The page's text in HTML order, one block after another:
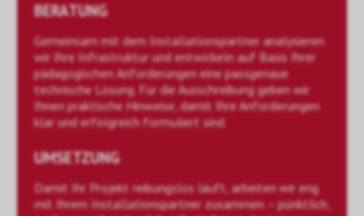
BERATUNG
Gemeinsam mit dem Installationspartner analysieren
wir Ihre Infrastruktur und entwickeln auf Basis Ihrer
pädagogischen Anforderungen eine passgenaue
technische Lösung. Für die Ausschreibung geben wir
Ihnen praktische Hinweise, damit Ihre Anforderungen
klar und erfolgreich formuliert sind.
UMSETZUNG
Damit Ihr Projekt reibungslos läuft, arbeiten wir eng
mit Ihrem Installationspartner zusammen – pünktlich,